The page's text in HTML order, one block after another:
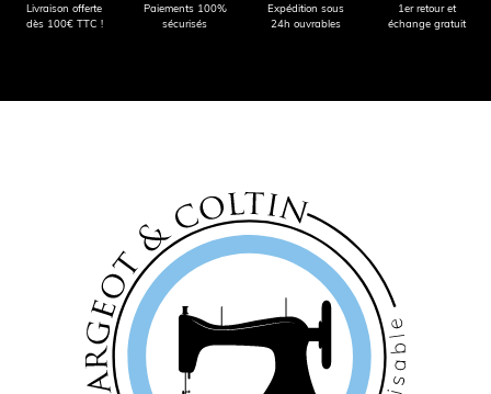
Livraison offerte
dès 100€ TTC !
Paiements 100%
sécurisés
Expédition sous
24h ouvrables
1er retour et
échange gratuit